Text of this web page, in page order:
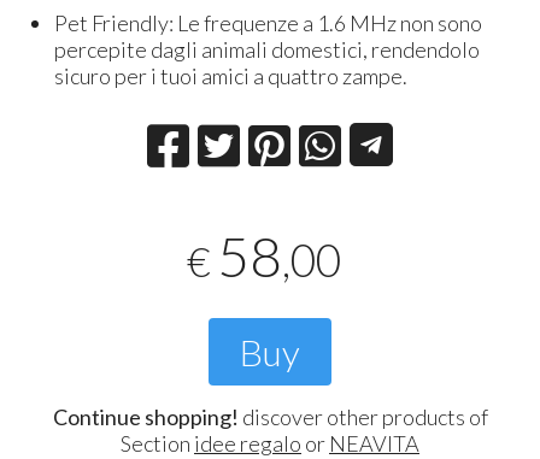
Pet Friendly: Le frequenze a 1.6 MHz non sono
percepite dagli animali domestici, rendendolo
sicuro per i tuoi amici a quattro zampe.
€ 58,00
Buy
Continue shopping! discover other products of
Section idee regalo or NEAVITA